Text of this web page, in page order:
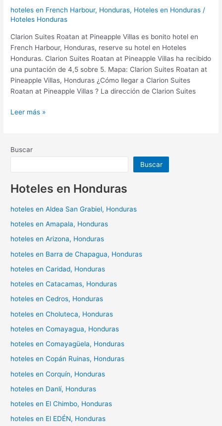
hoteles en French Harbour, Honduras, Hoteles en Honduras /
Hoteles Honduras
Clarion Suites Roatan at Pineapple Villas es bonito hotel en
French Harbour, Honduras, reserve su hotel en Hoteles
Honduras. Clarion Suites Roatan at Pineapple Villas ha recibido
una puntación de 4,5 sobre 5. Mapa: Clarion Suites Roatan at
Pineapple Villas, Honduras ¿Cómo llegar a Clarion Suites
Roatan at Pineapple Villas ? La dirección de Clarion Suites
Leer más »
Buscar
Buscar
Hoteles en Honduras
hoteles en Aldea San Grabiel, Honduras
hoteles en Amapala, Honduras
hoteles en Arizona, Honduras
hoteles en Barra de Chapagua, Honduras
hoteles en Caridad, Honduras
hoteles en Catacamas, Honduras
hoteles en Cedros, Honduras
hoteles en Choluteca, Honduras
hoteles en Comayagua, Honduras
hoteles en Comayagüela, Honduras
hoteles en Copán Ruinas, Honduras
hoteles en Corquín, Honduras
hoteles en Danlí, Honduras
hoteles en El Chimbo, Honduras
hoteles en El EDÉN, Honduras